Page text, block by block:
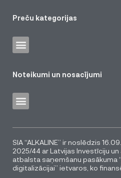
Preču kategorijas
Noteikumi un nosacījumi
SIA “ALKALINE” ir noslēdzis
2025/44 ar Latvijas Investīciju
atbalsta saņemšanu pasākuma
digitalizācijai” ietvaros, ko